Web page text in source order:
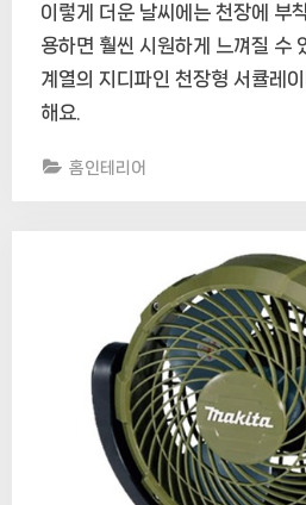
이렇게 더운 날씨에는 천장에 부
용하면 훨씬 시원하게 느껴질 수
계열의 지디파인 천장형 서큘레
해요.
홈인테리어